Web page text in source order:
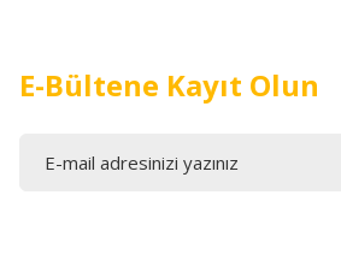
E-Bültene Kayıt Olun